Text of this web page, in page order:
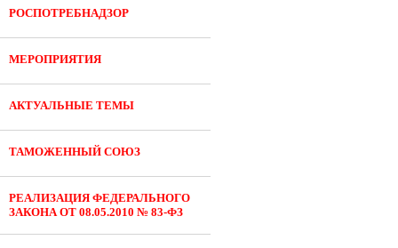
РОСПОТРЕБНАДЗОР
МЕРОПРИЯТИЯ
АКТУАЛЬНЫЕ ТЕМЫ
ТАМОЖЕННЫЙ СОЮЗ
РЕАЛИЗАЦИЯ ФЕДЕРАЛЬНОГО
ЗАКОНА ОТ 08.05.2010 № 83-ФЗ